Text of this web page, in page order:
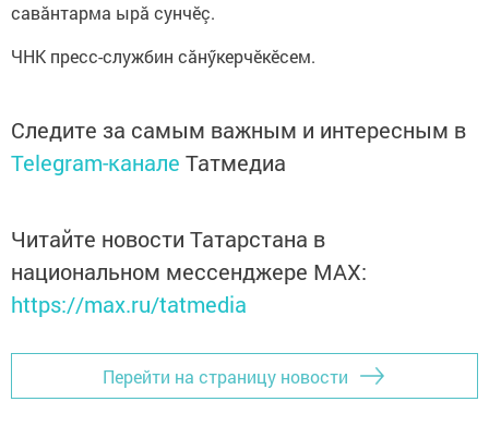
савăнтарма ырă сунчĕç.
ЧНК пресс-службин сӑнӳкерчӗкӗсем.
Следите за самым важным и интересным в
Telegram-канале Татмедиа
Читайте новости Татарстана в
национальном мессенджере MАХ:
https://max.ru/tatmedia
Перейти на страницу новости